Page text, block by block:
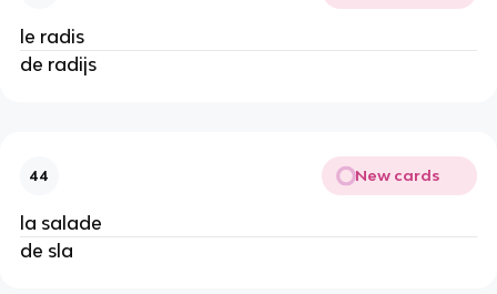
le radis
de radijs
44 New cards
la salade
de sla